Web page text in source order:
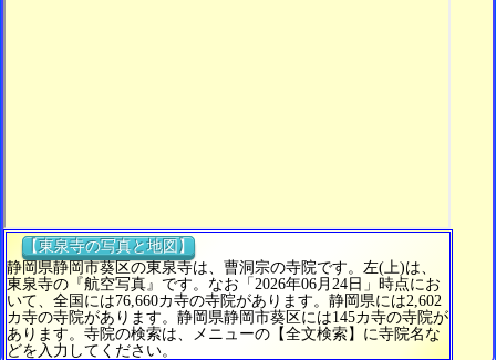
【東泉寺の写真と地図】
静岡県静岡市葵区の東泉寺は、曹洞宗の寺院です。左(上)は、
東泉寺の『航空写真』です。なお「2026年06月24日」時点にお
いて、全国には76,660カ寺の寺院があります。静岡県には2,602
カ寺の寺院があります。静岡県静岡市葵区には145カ寺の寺院が
あります。寺院の検索は、メニューの【全文検索】に寺院名な
どを入力してください。